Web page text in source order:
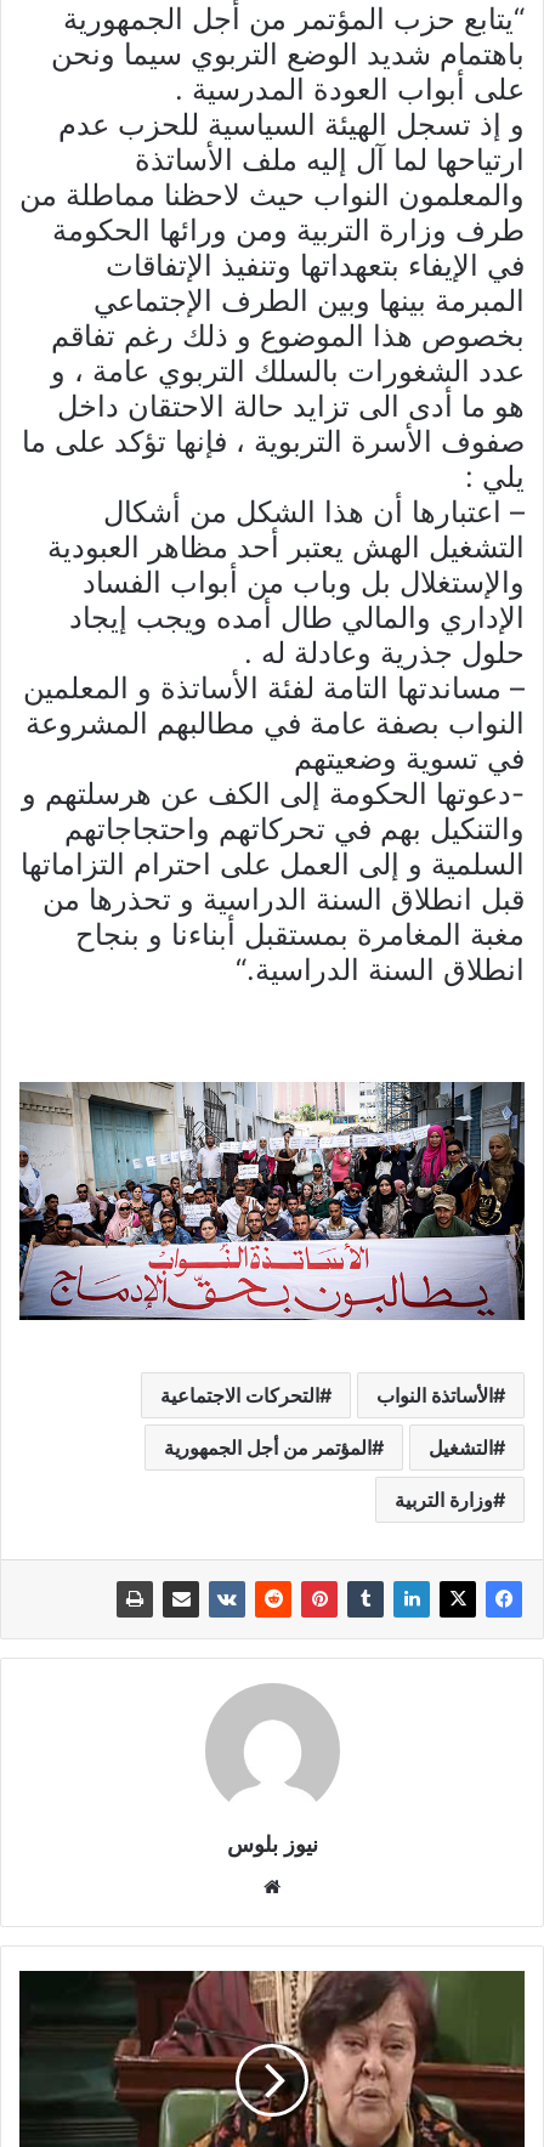
“يتابع حزب المؤتمر من أجل الجمهورية
باهتمام شديد الوضع التربوي سيما ونحن
على أبواب العودة المدرسية .
و إذ تسجل الهيئة السياسية للحزب عدم
ارتياحها لما آل إليه ملف الأساتذة
والمعلمون النواب حيث لاحظنا مماطلة من
طرف وزارة التربية ومن ورائها الحكومة
في الإيفاء بتعهداتها وتنفيذ الإتفاقات
المبرمة بينها وبين الطرف الإجتماعي
بخصوص هذا الموضوع و ذلك رغم تفاقم
عدد الشغورات بالسلك التربوي عامة ، و
هو ما أدى الى تزايد حالة الاحتقان داخل
صفوف الأسرة التربوية ، فإنها تؤكد على ما
يلي :
– اعتبارها أن هذا الشكل من أشكال
التشغيل الهش يعتبر أحد مظاهر العبودية
والإستغلال بل وباب من أبواب الفساد
الإداري والمالي طال أمده ويجب إيجاد
حلول جذرية وعادلة له .
– مساندتها التامة لفئة الأساتذة و المعلمين
النواب بصفة عامة في مطالبهم المشروعة
في تسوية وضعيتهم
-دعوتها الحكومة إلى الكف عن هرسلتهم و
والتنكيل بهم في تحركاتهم واحتجاجاتهم
السلمية و إلى العمل على احترام التزاماتها
قبل انطلاق السنة الدراسية و تحذرها من
مغبة المغامرة بمستقبل أبناءنا و بنجاح
انطلاق السنة الدراسية.“
الأساتذة النواب التحركات الاجتماعية
التشغيل المؤتمر من أجل الجمهورية
وزارة التربية
نيوز بلوس